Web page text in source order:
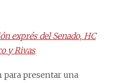
exprés del Senado, HC
y Rivas
para presentar una